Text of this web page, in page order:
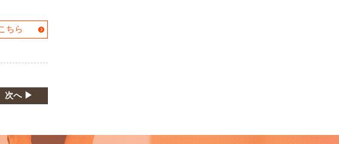
ちら
次へ ▶